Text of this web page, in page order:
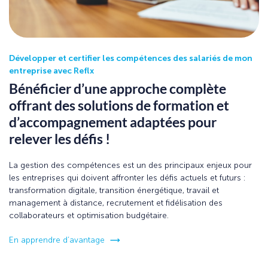
Développer et certifier les compétences des salariés de mon
entreprise avec Reflx
Bénéficier d’une approche complète
offrant des solutions de formation et
d’accompagnement adaptées pour
relever les défis !
La gestion des compétences est un des principaux enjeux pour
les entreprises qui doivent affronter les défis actuels et futurs :
transformation digitale, transition énergétique, travail et
management à distance, recrutement et fidélisation des
collaborateurs et optimisation budgétaire.
En apprendre d’avantage